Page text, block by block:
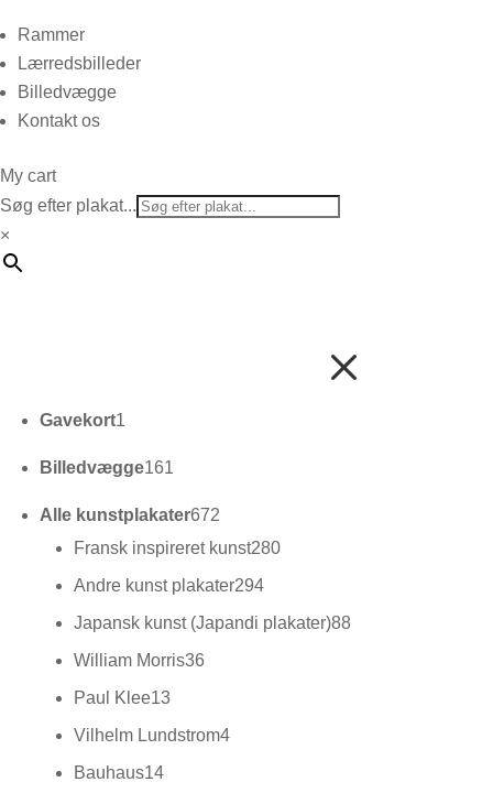
Rammer
Lærredsbilleder
Billedvægge
Kontakt os
My cart
Søg efter plakat...
×
M
Gavekort1
Billedvægge161
Alle kunstplakater672
varer
Fransk inspireret kunst280280
Andre kunst plakater294294
varer
Japansk kunst (Japandi plakater)8888
William Morris36
Paul Klee1313
varer
Vilhelm Lundstrom44
Bauhaus1414